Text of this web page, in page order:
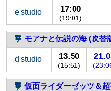
e studio 17:00
(19:01)
モアナと伝説の海 (吹替
d studio 13:50
(15:51)
仮面ライダーゼッツ＆